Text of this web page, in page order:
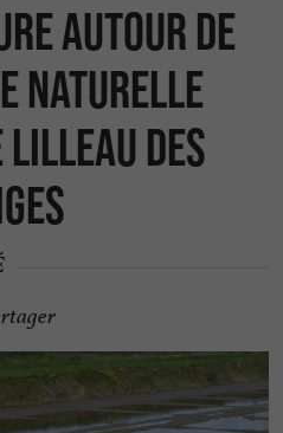
autour de
Naturelle
des